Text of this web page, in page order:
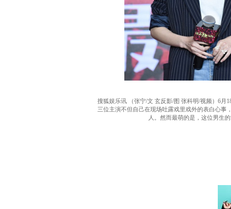
搜狐娱乐讯 （张宁/文 玄反影/图 张科明/视频）6
三位主演不但自己在现场吐露戏里戏外的表白心事
人。然而最萌的是，这位男生